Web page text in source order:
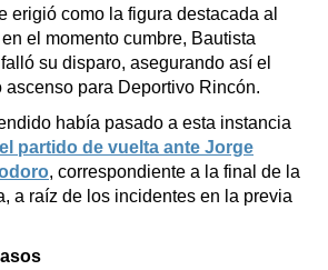
erigió como la figura destacada al
el momento cumbre, Bautista
su disparo, asegurando así el
ascenso para Deportivo Rincón.
había pasado a esta instancia
el partido de vuelta ante Jorge
, correspondiente a la final de la
a raíz de los incidentes en la previa